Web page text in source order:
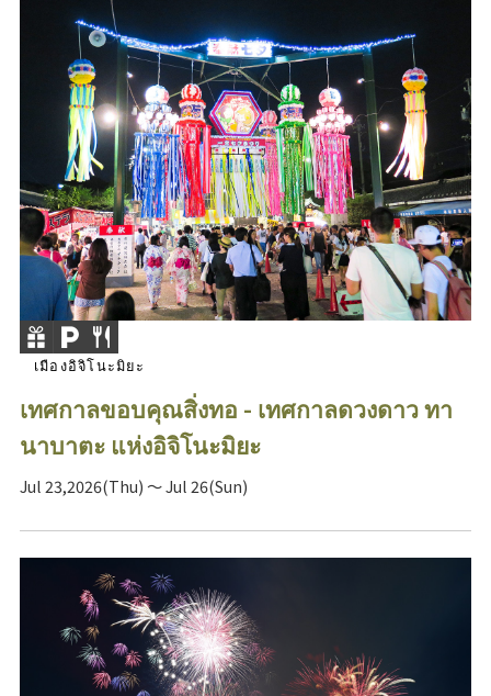
เมืองอิจิโนะมิยะ
เทศกาลขอบคุณสิ่งทอ - เทศกาลดวงดาว ทา
นาบาตะ แห่งอิจิโนะมิยะ
Jul 23,2026(Thu) ～ Jul 26(Sun)